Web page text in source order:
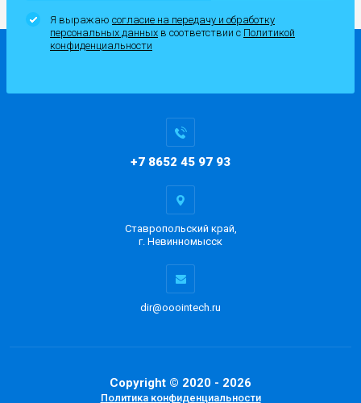
Я выражаю согласие на передачу и обработку
персональных данных в соответствии с Политикой
конфиденциальности
+7 8652 45 97 93
Ставропольский край,
г. Невинномысск
dir@ooointech.ru
Copyright © 2020 - 2026
Политика конфиденциальности